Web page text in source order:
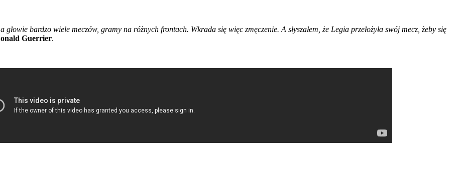
bardzo wiele meczów, gramy na różnych frontach. Wkrada się więc zmęczenie. A słyszałem, że Legia przełożyła swój mecz, żeby się
Guerrier.